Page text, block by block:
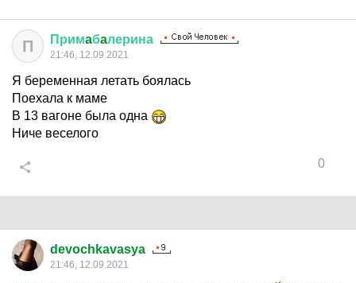
П Примaбaлерина
21:46, 12.09.2021
Я беременная летать боялась
Поехала к маме
В 13 вагоне была одна
Ниче веселого
0
devochkavasya
21:46, 12.09.2021